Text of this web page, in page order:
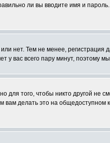
ли вы вводите имя и
нет. Тем не менее, регистрация
у вас всего пару минут, поэтому
того, чтобы никто другой не
вам делать это на общедоступном